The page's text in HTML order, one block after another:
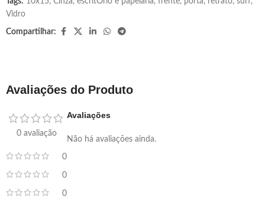
Vidro
Compartilhar:
Avaliações do Produto
0 avaliação
0
0
0
Avaliações
Não há avaliações ainda.